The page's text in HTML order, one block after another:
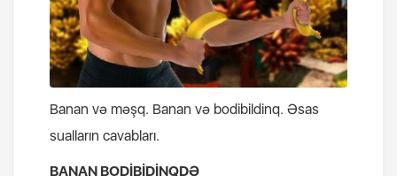
Banan və məşq. Banan və bodibildinq. Əsas
sualların cavabları.
BANAN BODİBİDİNQDƏ